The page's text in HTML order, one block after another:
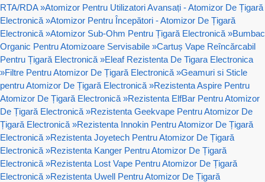
RTA/RDA »Atomizor Pentru Utilizatori Avansați - Atomizor De Țigară
Electronică »Atomizor Pentru Începători - Atomizor De Țigară
Electronică »Atomizor Sub-Ohm Pentru Țigară Electronică »Bumbac
Organic Pentru Atomizoare Servisabile »Cartuș Vape Reîncărcabil
Pentru Țigară Electronică »Eleaf Rezistenta De Tigara Electronica
»Filtre Pentru Atomizor De Țigară Electronică »Geamuri si Sticle
pentru Atomizor De Țigară Electronică »Rezistenta Aspire Pentru
Atomizor De Țigară Electronică »Rezistenta ElfBar Pentru Atomizor
De Țigară Electronică »Rezistenta Geekvape Pentru Atomizor De
Țigară Electronică »Rezistenta Innokin Pentru Atomizor De Țigară
Electronică »Rezistenta Joyetech Pentru Atomizor De Țigară
Electronică »Rezistenta Kanger Pentru Atomizor De Țigară
Electronică »Rezistenta Lost Vape Pentru Atomizor De Țigară
Electronică »Rezistenta Uwell Pentru Atomizor De Țigară